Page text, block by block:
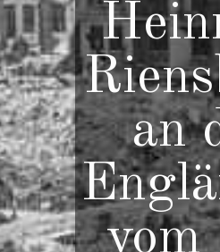
an
vom